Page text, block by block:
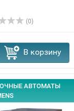
(0)
В корзину
АВТОМАТЫ